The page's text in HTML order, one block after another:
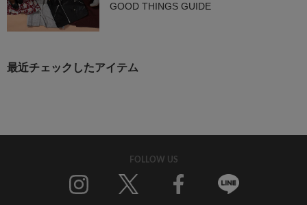
GOOD THINGS GUIDE
最近チェックしたアイテム
FOLLOW US